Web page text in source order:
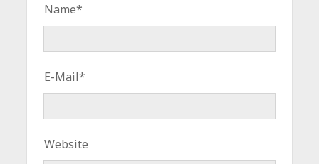
Name*
E-Mail*
Website